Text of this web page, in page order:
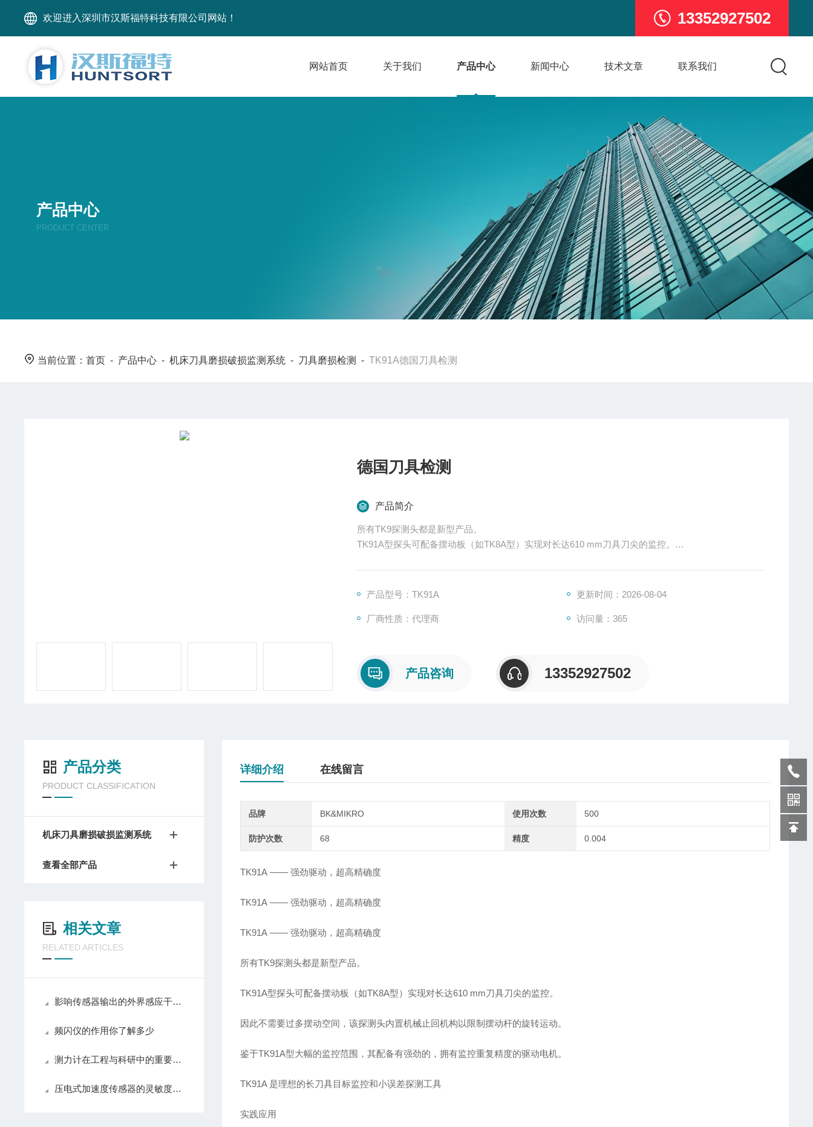
欢迎进入深圳市汉斯福特科技有限公司网站！ 13352927502
网站首页 关于我们 产品中心 新闻中心 技术文章 联系我们
产品中心
PRODUCT CENTER
当前位置：首页 - 产品中心 -机床刀具磨损破损监测系统 - 刀具磨损检测 -TK91A德国刀具检测
德国刀具检测
产品简介
所有TK9探测头都是新型产品。
TK91A型探头可配备摆动板（如TK8A型）实现对长达610 mm刀具刀尖的监控。
TK91A 是理想的长刀具目标监控和小误差探测工具
产品型号：TK91A 更新时间：2026-08-04
厂商性质：代理商 访问量：365
产品咨询 13352927502
详细介绍 在线留言
品牌 BK&MIKRO 使用次数 500
防护次数 68 精度 0.004
TK91A—— 强劲驱动，超高精确度
TK91A—— 强劲驱动，超高精确度
TK91A—— 强劲驱动，超高精确度
所有TK9探测头都是新型产品。
TK91A型探头可配备摆动板（如TK8A型）实现对长达610 mm刀具刀尖的监控。
因此不需要过多摆动空间，该探测头内置机械止回机构以限制摆动杆的旋转运动。
鉴于TK91A型大幅的监控范围，其配备有强劲的，拥有监控重复精度的驱动电机。
TK91A 是理想的长刀具目标监控和小误差探测工具
实践应用
产品分类
PRODUCT CLASSIFICATION
机床刀具磨损破损监测系统
查看全部产品
相关文章
RELATED ARTICLES
影响传感器输出的外界感应干扰我们可以分为几种
频闪仪的作用你了解多少
测力计在工程与科研中的重要作用
压电式加速度传感器的灵敏度受哪些因素影响